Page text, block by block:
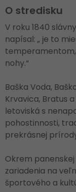
O stredisku
V roku 1840
napísal: „ je to
nohy.“
Baška Voda,
Krvavica, Bratus
letoviská s
pohostinnosti,
prekrásnej
Okrem
zariadenia na
športového a